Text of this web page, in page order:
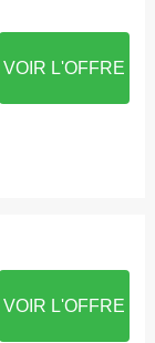
VOIR L'OFFRE
VOIR L'OFFRE